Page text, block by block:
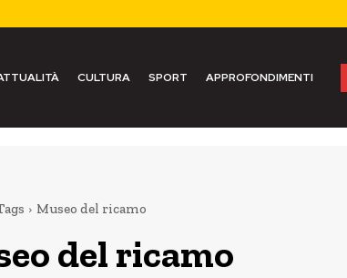
CULTURA SPORT APPROFONDIMENTI
Museo del ricamo
del ricamo